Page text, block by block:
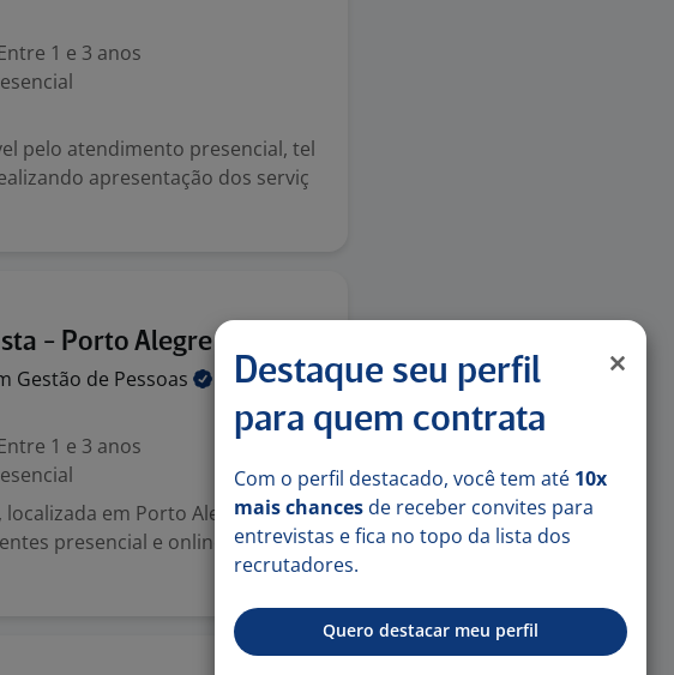
1 e 3 anos
pelo atendimento presencial, tel
apresentação dos serviç
- Porto Alegre
Gestão de Pessoas
1 e 3 anos
em Porto Alegre,
presencial e online; Tirar
Destaque seu perfil
para quem contrata
Com o perfil destacado, você tem até 10x
mais chances de receber convites para
entrevistas e fica no topo da lista dos
recrutadores.
Quero destacar meu perfil